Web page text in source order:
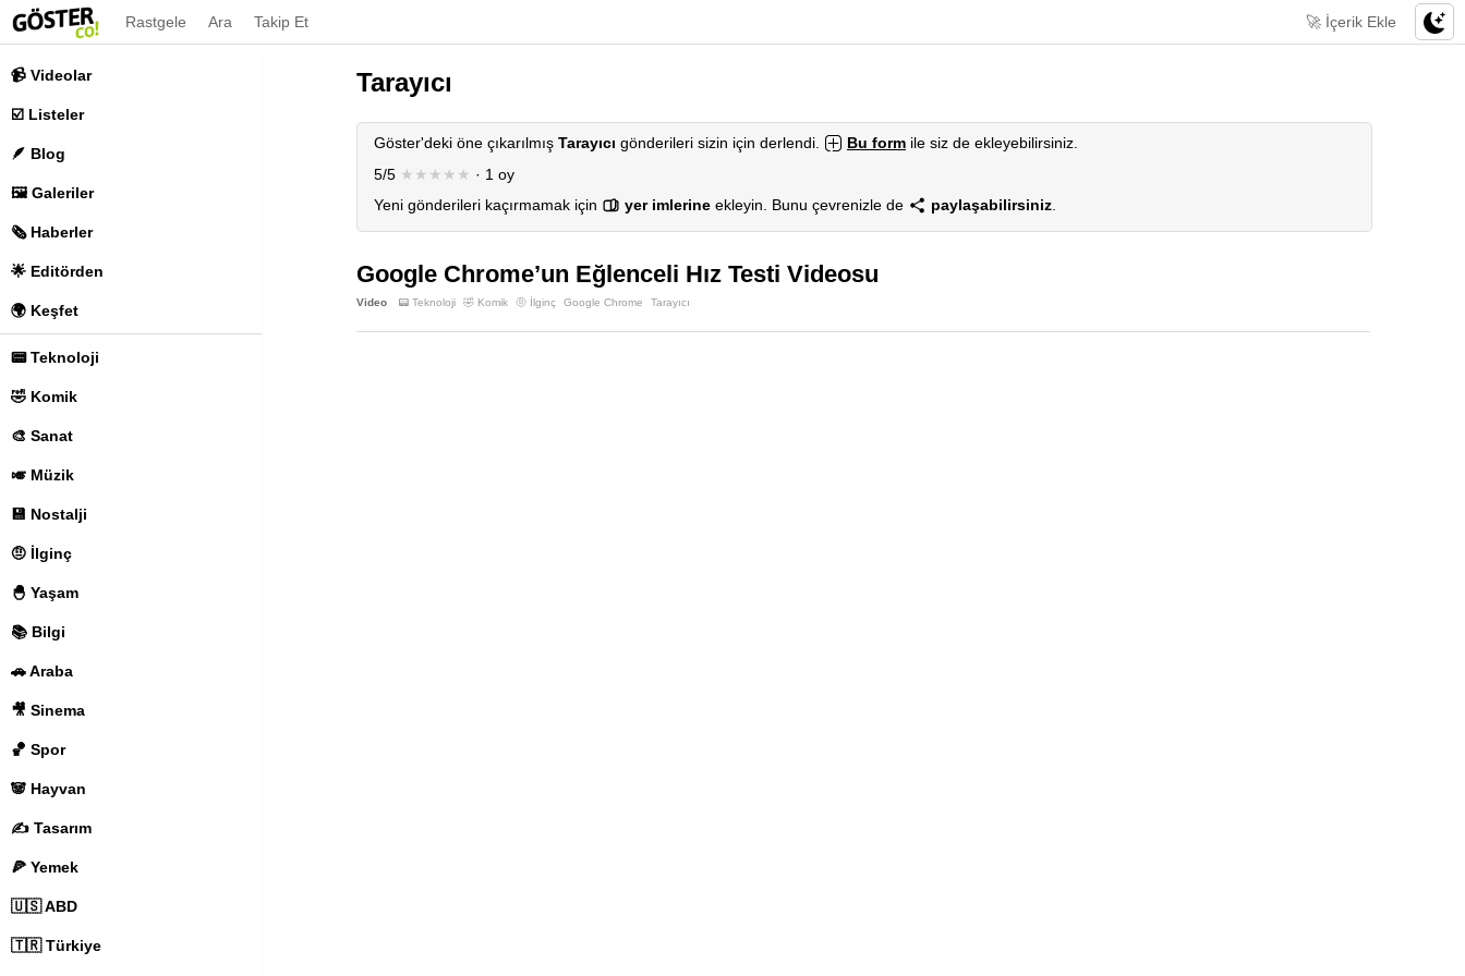
📹 Videolar
☑️ Listeler
🪶 Blog
🖼️ Galeriler
🗞️ Haberler
🌟 Editörden
🌍 Keşfet
📟 Teknoloji
🤣 Komik
🎨 Sanat
🎺 Müzik
💾 Nostalji
🤨 İlginç
🐣 Yaşam
📚 Bilgi
🚗 Araba
🎥 Sinema
🏀 Spor
🐼 Hayvan
✍️ Tasarım
🍕 Yemek
🇺🇸 ABD
🇹🇷 Türkiye
Rastgele Ara Takip Et 🚀 İçerik Ekle
Tarayıcı
Göster'deki öne çıkarılmış Tarayıcı gönderileri sizin için derlendi. Bu form ile siz de ekleyebilirsiniz.
5/5 ★★★★★ · 1 oy
Yeni gönderileri kaçırmamak için
yer imlerine ekleyin. Bunu çevrenizle de paylaşabilirsiniz
Google Chrome’un Eğlenceli Hız Testi Videosu
Video 📟 Teknoloji 🤣 Komik 🤨 İlginç Google Chrome Tarayıcı